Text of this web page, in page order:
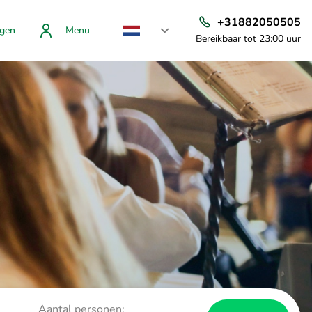
Menu
+31882050505
Bereikbaar tot 23:00 uur